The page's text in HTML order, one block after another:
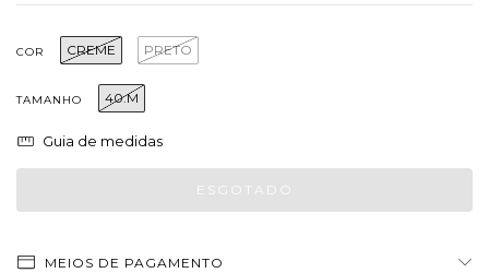
COR CREME PRETO
TAMANHO 40.M
Guia de medidas
MEIOS DE PAGAMENTO